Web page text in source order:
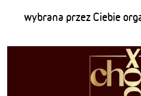
wybrana przez Ciebie